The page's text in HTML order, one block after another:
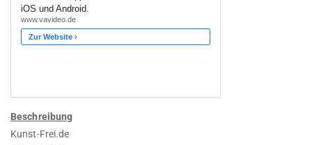
Beschreibung
Kunst-Frei.de